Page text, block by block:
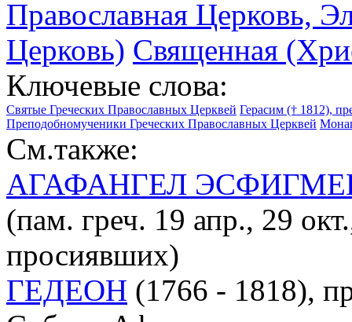
Православная Церковь,
Церковь) Священная
Ключевые слова:
Святые Греческих Православных Церквей Герасим († 1812),
Преподобномученики Греческих Православных Церквей
См.также:
АГАФАНГЕЛ
(пам. греч. 19 апр., 29
просиявших)
ГЕДЕОН (1766 - 1818),